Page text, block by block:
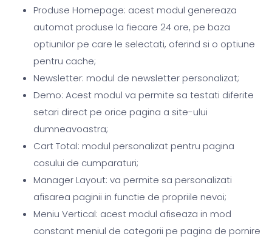
Produse Homepage: acest modul genereaza
automat produse la fiecare 24 ore, pe baza
optiunilor pe care le selectati, oferind si o optiune
pentru cache;
Newsletter: modul de newsletter personalizat;
Demo: Acest modul va permite sa testati diferite
setari direct pe orice pagina a site-ului
dumneavoastra;
Cart Total: modul personalizat pentru pagina
cosului de cumparaturi;
Manager Layout: va permite sa personalizati
afisarea paginii in functie de propriile nevoi;
Meniu Vertical: acest modul afiseaza in mod
constant meniul de categorii pe pagina de pornire